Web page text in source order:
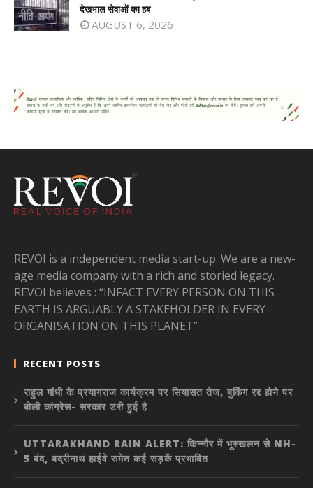
देखभाल सेवाओं का हब
AUGUST 6, 2026
REVOI is a independent media start-up. We are a new-
age media company with a rich and storied legacy.
REVOI believes : “INFACT EVERY PERSON ON THIS
EARTH IS ARGUABLY A STAKEHOLDER IN EVERY
ORGANISATION ON THIS PLANET”
RECENT POSTS
राहुल गांधी के प्रयागराज कार्यक्रम पर सियासत तेज, बुकिंग रद्द होने पर
बोली कांग्रेस- सरकार डरी हुई है
UTTARAKHAND RAIN ALERT: किन्नौर में भूस्खलन से NH-
5 बंद, बद्रीनाथ हाईवे समेत कई सड़कें प्रभावित